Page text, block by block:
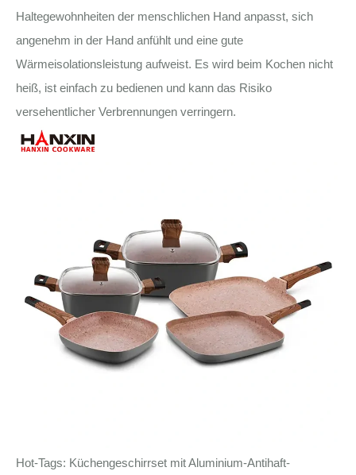
Haltegewohnheiten der menschlichen Hand anpasst, sich
angenehm in der Hand anfühlt und eine gute
Wärmeisolationsleistung aufweist. Es wird beim Kochen nicht
heiß, ist einfach zu bedienen und kann das Risiko
versehentlicher Verbrennungen verringern.
Hot-Tags: Küchengeschirrset mit Aluminium-Antihaft-